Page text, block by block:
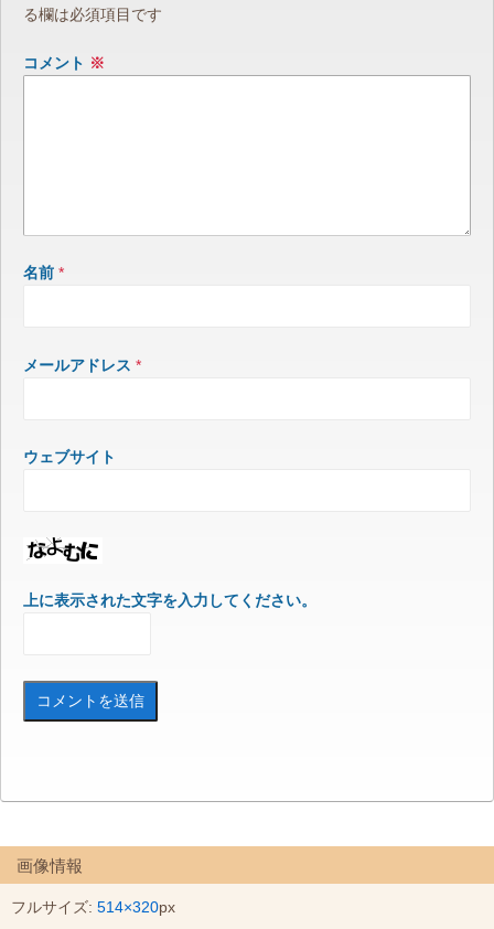
る欄は必須項目です
コメント ※
名前 *
メールアドレス *
ウェブサイト
上に表示された文字を入力してください。
画像情報
フルサイズ: 514×320px